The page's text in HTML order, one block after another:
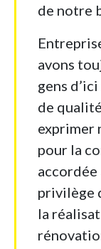
de notre
avons
gens
de
exprimer
pour la
accordée
privilège
la